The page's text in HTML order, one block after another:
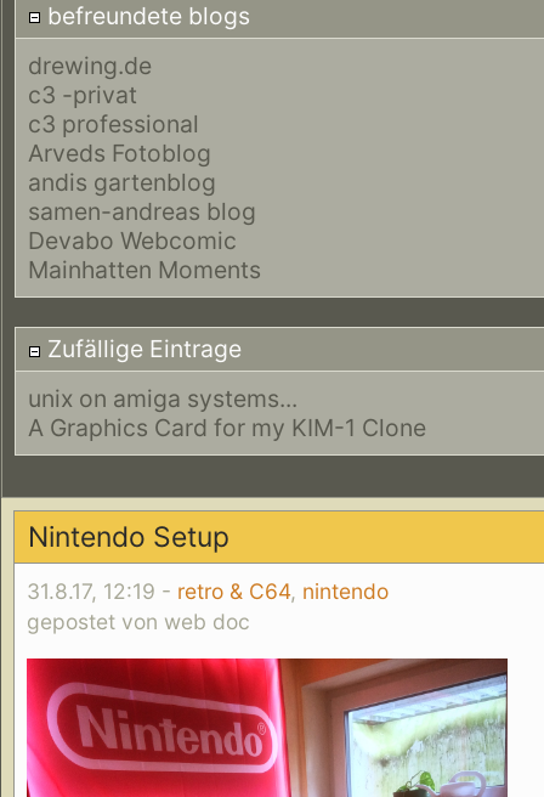
befreundete blogs
drewing.de
c3 -privat
c3 professional
Arveds Fotoblog
andis gartenblog
samen-andreas blog
Devabo Webcomic
Mainhatten Moments
Zufällige Eintrage
unix on amiga systems...
A Graphics Card for my KIM-1 Clone
Nintendo Setup
31.8.17, 12:19 - retro & C64, nintendo
gepostet von web doc